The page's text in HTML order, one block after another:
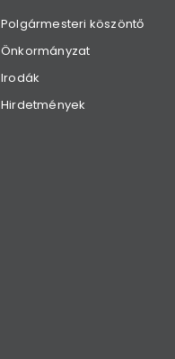
Polgármesteri köszöntő
Önkormányzat
Irodák
Hirdetmények